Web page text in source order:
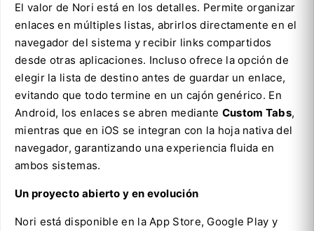
El valor de Nori está en los detalles. Permite organizar
enlaces en múltiples listas, abrirlos directamente en el
navegador del sistema y recibir links compartidos
desde otras aplicaciones. Incluso ofrece la opción de
elegir la lista de destino antes de guardar un enlace,
evitando que todo termine en un cajón genérico. En
Android, los enlaces se abren mediante Custom Tabs,
mientras que en iOS se integran con la hoja nativa del
navegador, garantizando una experiencia fluida en
ambos sistemas.
Un proyecto abierto y en evolución
Nori está disponible en la App Store, Google Play y